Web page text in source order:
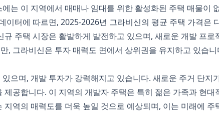
는 이 지역에서 매매나 임대를 위한 활성화된 주택 매물이
이터에 따르면, 2025-2026년 그라비신의 평균 주택 가격은
주택 시장은 활발하게 발전하고 있으며, 새로운 개발 프
, 그라비신은 투자 매력도 면에서 상위권을 유지하고 있습니
으며, 개발 투자가 강력해지고 있습니다. 새로운 주거 단지
공합니다. 이 지역의 개발자 주택은 특히 젊은 가족과 현
역의 매력도를 더욱 높일 것으로 예상되며, 이는 미래에